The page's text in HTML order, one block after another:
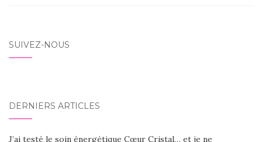
SUIVEZ-NOUS
DERNIERS ARTICLES
J’ai testé le soin énergétique Cœur Cristal… et je ne